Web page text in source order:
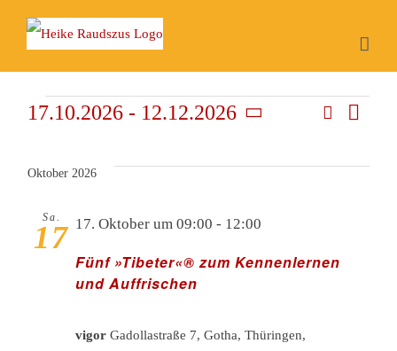
Inhalt
und
Suche
17.10.2026 - 12.12.2026
Oktober 2026
Sa.
17
Fünf »Tibeter«® zum Kennenlernen
und Auffrischen
17. Oktober um 09:00 - 12:00
vigorGadollastraße 7, Gotha, Thüringen,